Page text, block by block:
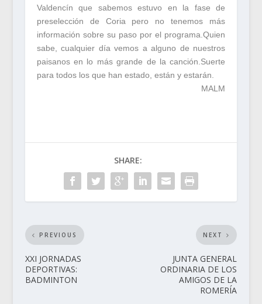
Valdencín que sabemos estuvo en la fase de
preselección de Coria pero no tenemos más
información sobre su paso por el programa.Quien
sabe, cualquier día vemos a alguno de nuestros
paisanos en lo más grande de la canción.Suerte
para todos los que han estado, están y estarán.
MALM
SHARE:
PREVIOUS
XXI JORNADAS
DEPORTIVAS:
BADMINTON
NEXT
JUNTA GENERAL
ORDINARIA DE LOS
AMIGOS DE LA
ROMERÍA